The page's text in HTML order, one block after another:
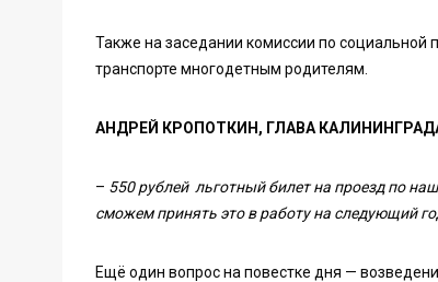
Также на заседании комиссии по социальной
транспорте многодетным родителям.
АНДРЕЙ КРОПОТКИН, ГЛАВА
– 550 рублей льготный билет на проезд по
сможем принять это в работу на следующий
Ещё один вопрос на повестке дня —